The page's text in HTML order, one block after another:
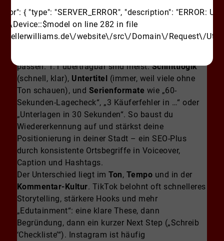
und
Instagram präsent bist, sparst du Zeit, indem
du Contentrecycelst– aber du solltest ihn nicht
1:1kopieren. Der Kern (Thema, Story, Proof) darf
passen. 1:1 übertragbar sind meist:Schnittlogik
(schnell, klar), Untertitel (immer, weil viele ohne
Ton schauen), und Serienformate wie „60-
Sekunden-Lagecheck“, „3 Käuferfehler in …“ oder
„Unterlagen in 30 Sekunden“. So baust du
Wiedererkennung auf und stärkst deine
Positionierung in deiner Stadt – ein SEO-Plus
durch konsistente Ortsbegriffe in Voiceover,
Caption und Hashtags.
Der Unterschied liegt imTon, Tempo und in der
Kommentar-Kultur. TikTok belohnt oft schnelleres
Storytelling, stärkere Hooks und mehr
„Edutainment“: eine klare These, dann
Begründung, dann ein kurzer Next Step („Schreib
‘Checkliste’“). Instagram ist häufig
{ "type": "SERVER_ERROR", "description": "ERROR:
on line 282 in file
website\/src\/Domain\/Request\/